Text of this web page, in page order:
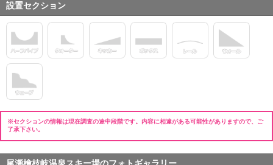
設置セクション
※セクションの情報は現在調査の途中段階です。内容に相違がある可能性がありますので、ご
了承下さい。